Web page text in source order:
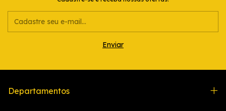
Departamentos